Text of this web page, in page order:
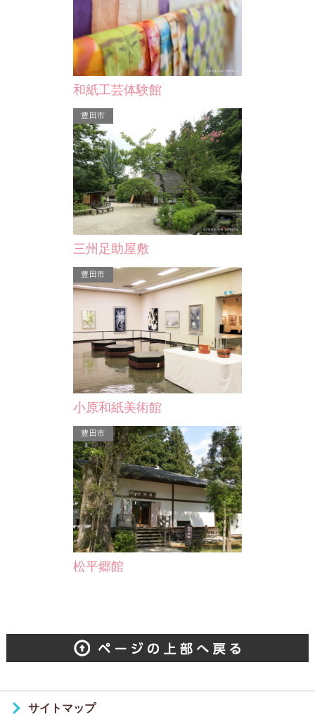
安城市歴史博物館
徳川家康の源流である、松平松平家の
居城であった安祥城址に隣接した土地
を整備して建てられた博…
安城市民ギャラリー
関する表現の発表の場として、個人、
グループ、団体など安城…
和紙工芸体験館
豊田市
三州足助屋敷
豊田市
小原和紙美術館
豊田市
松平郷館
サイトマップ